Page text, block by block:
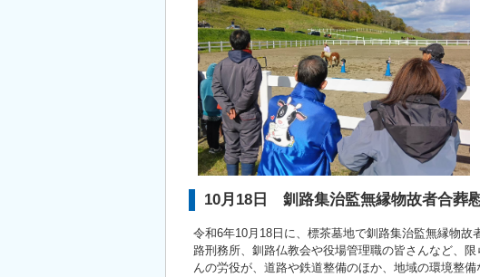
10月18日 釧路集治監無縁物故者合葬
令和6年10月18日に、標茶墓地で釧路集治監無縁物
路刑務所、釧路仏教会や役場管理職の皆さんなど、
んの労役が、道路や鉄道整備のほか、地域の環境整